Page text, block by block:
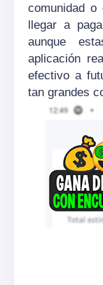
comunidad o
llegar a
aunque
aplicación
efectivo a
tan grandes